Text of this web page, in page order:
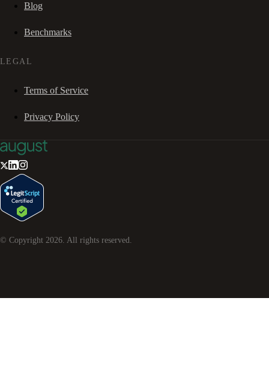
Blog
Benchmarks
LEGAL
Terms of Service
Privacy Policy
© Copyright 2026. All rights reserved.